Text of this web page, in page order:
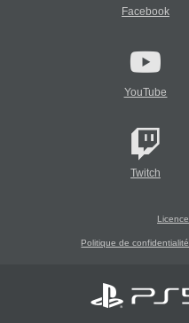
Facebook
YouTube
Twitch
Licence
Politique de confidentialité